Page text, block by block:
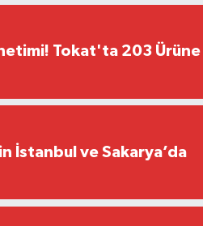
Tokat'ta 203 Ürüne
İstanbul ve Sakarya’da